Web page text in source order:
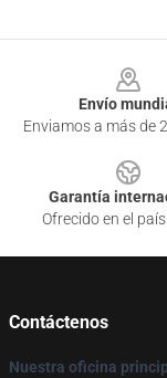
Envío
Enviamos a más de
Garantía
Ofrecido en el
Contáctenos
Nuestra oficina